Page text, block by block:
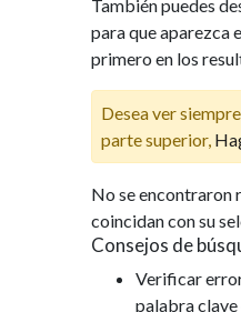
También puedes
para que aparezca
primero en los
Desea ver
parte superior,
No se encontraron
coincidan con su
Consejos de
Verificar
palabra